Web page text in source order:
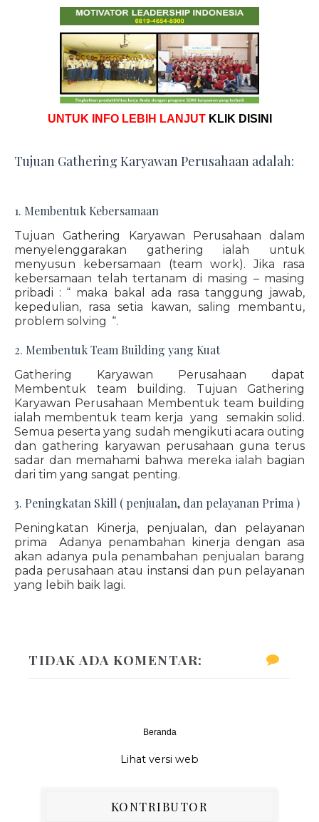
UNTUK INFO LEBIH LANJUT KLIK DISINI
Tujuan Gathering Karyawan Perusahaan adalah:
1. Membentuk Kebersamaan
Tujuan Gathering Karyawan Perusahaan dalam
menyelenggarakan gathering ialah untuk
menyusun kebersamaan (team work). Jika rasa
kebersamaan telah tertanam di masing – masing
pribadi : “ maka bakal ada rasa tanggung jawab,
kepedulian, rasa setia kawan, saling membantu,
problem solving “.
2. Membentuk Team Building yang Kuat
Gathering Karyawan Perusahaan dapat
Membentuk team building. Tujuan Gathering
Karyawan Perusahaan Membentuk team building
ialah membentuk team kerja yang semakin solid.
Semua peserta yang sudah mengikuti acara outing
dan gathering karyawan perusahaan guna terus
sadar dan memahami bahwa mereka ialah bagian
dari tim yang sangat penting.
3. Peningkatan Skill ( penjualan, dan pelayanan Prima )
Peningkatan Kinerja, penjualan, dan pelayanan
prima Adanya penambahan kinerja dengan asa
akan adanya pula penambahan penjualan barang
pada perusahaan atau instansi dan pun pelayanan
yang lebih baik lagi.
TIDAK ADA KOMENTAR:
Beranda
Lihat versi web
KONTRIBUTOR